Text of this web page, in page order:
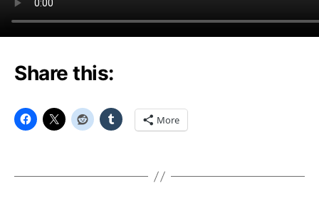
Share this:
More